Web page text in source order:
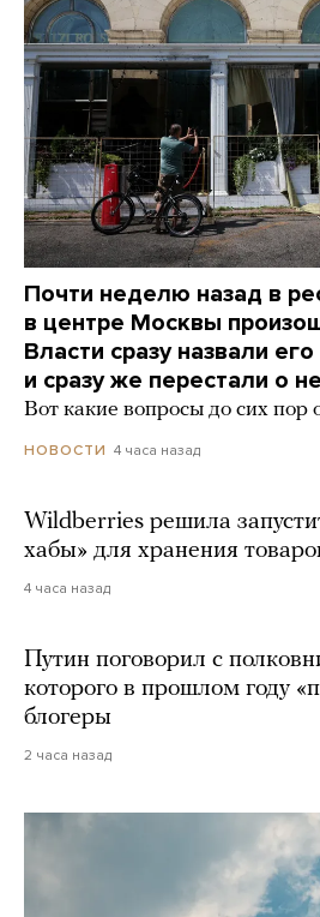
Почти неделю назад в
в центре Москвы
Власти сразу назвали
и сразу же перестали о
Вот какие вопросы до сих пор
НОВОСТИ 4 часа назад
Wildberries решила
хабы» для хранения
4 часа назад
Путин поговорил с
которого в прошлом году
блогеры
2 часа назад